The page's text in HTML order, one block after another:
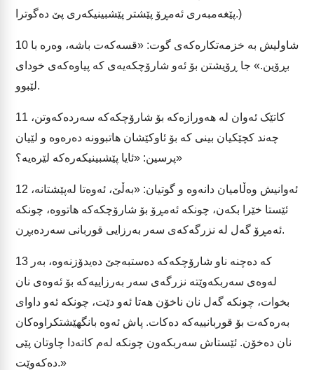
پێغەمبەری ئەمڕۆ پێشتر پێشبینیکەری پێ دەگوترا.)
10
بڕۆین.» جا ڕۆیشتن بۆ ئەو شارۆچکەیەی کە پیاوەکەی خودای
لێبوو.
11
چەند کچێکیان بینی کە بۆ ئاوکێشان هاتبوونە دەرەوە و لێیان
پرسین: «ئایا پێشبینیکەرەکە لێرەیە؟»
12
ئێستا خێرا بکەن، چونکە ئەمڕۆ بۆ شارۆچکەکە هاتووە، چونکە
ئەمڕۆ گەل لە نزرگەکەی سەر بەرزایی قوربانی سەردەبڕن.
13
لەوەی سەربکەوێتە نزرگەی سەر بەرزاییەکە بۆ ئەوەی نان
بخوات، چونکە گەل نان ناخۆن هەتا ئەو دێت، چونکە ئەو داوای
بەرەکەت بۆ قوربانییەکە دەکات. پاش ئەوە بانگهێشتکراوەکان
نان دەخۆن. ئێستاش سەربکەون چونکە لەم کاتەدا چاوتان پێی
دەکەوێت.»